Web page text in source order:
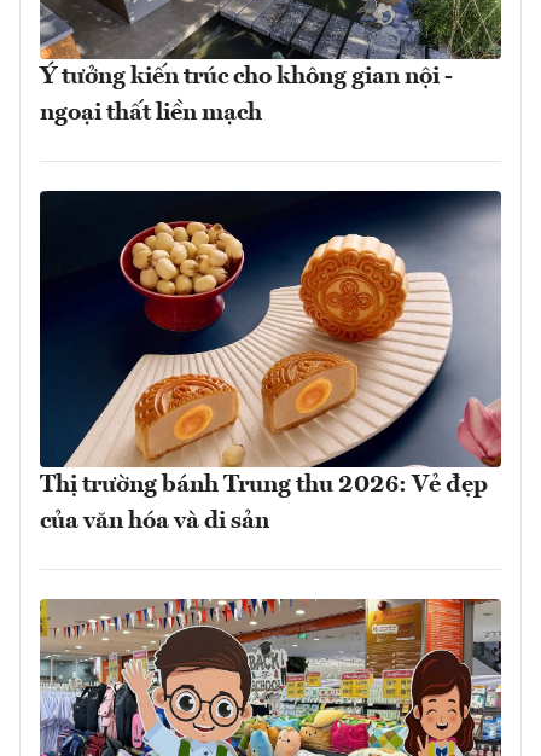
Ý tưởng kiến trúc cho không gian nội -
ngoại thất liền mạch
Thị trường bánh Trung thu 2026: Vẻ đẹp
của văn hóa và di sản